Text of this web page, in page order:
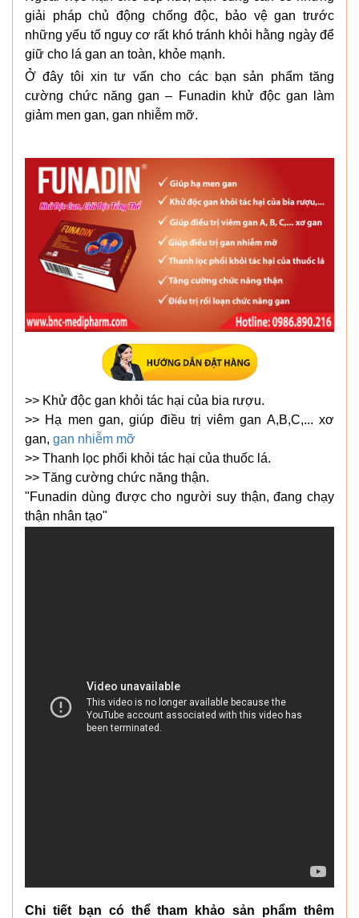
giải pháp chủ động chống độc, bảo vệ gan trước
những yếu tố nguy cơ rất khó tránh khỏi hằng ngày để
giữ cho lá gan an toàn, khỏe mạnh.
Ở đây tôi xin tư vấn cho các bạn sản phẩm tăng
cường chức năng gan – Funadin khử độc gan làm
giảm men gan, gan nhiễm mỡ.
>> Khử độc gan khỏi tác hại của bia rượu.
>> Hạ men gan, giúp điều trị viêm gan A,B,C,... xơ
gan, gan nhiễm mỡ
>> Thanh lọc phổi khỏi tác hại của thuốc lá.
>> Tăng cường chức năng thận.
"Funadin dùng được cho người suy thận, đang chạy
thận nhân tạo"
Chi tiết bạn có thể tham khảo sản phẩm thêm